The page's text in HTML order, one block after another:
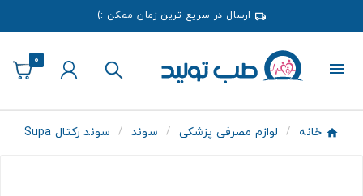
ارسال در سریع ترین زمان ممکن :)
0
خانه لوازم مصرفی پزشکی سوند سوند رکتال Supa